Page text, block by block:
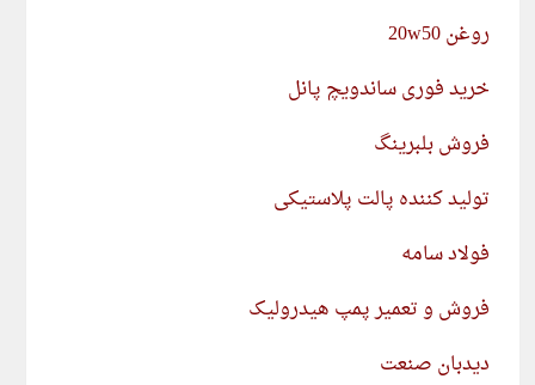
روغن 20w50
خرید فوری ساندویچ پانل
فروش بلبرینگ
تولید کننده پالت پلاستیکی
فولاد سامه
فروش و تعمیر پمپ هیدرولیک
دیدبان صنعت